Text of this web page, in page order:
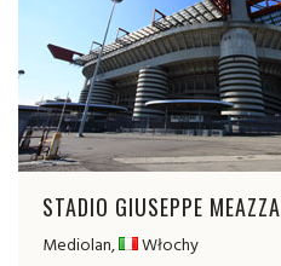
STADIO GIUSEPPE MEAZZA
Mediolan, Włochy